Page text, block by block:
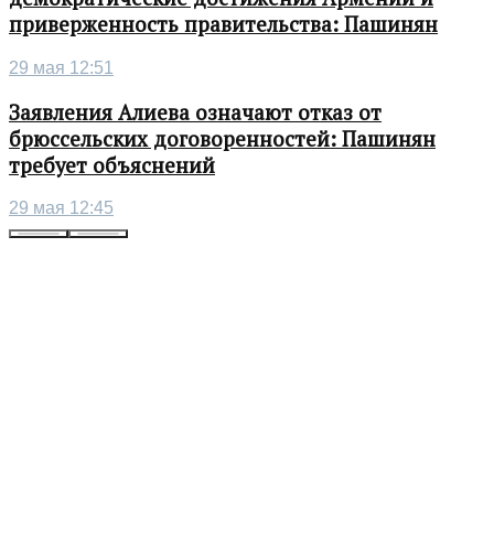
приверженность правительства: Пашинян
29 мая 12:51
Заявления Алиева означают отказ от
брюссельских договоренностей: Пашинян
требует объяснений
29 мая 12:45